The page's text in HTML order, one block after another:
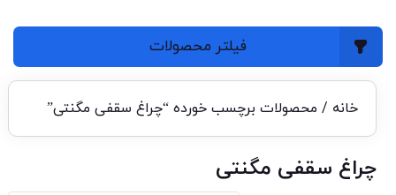
فیلتر محصولات
خانه / محصولات برچسب خورده “چراغ سقفی مگنتی”
چراغ سقفی مگنتی